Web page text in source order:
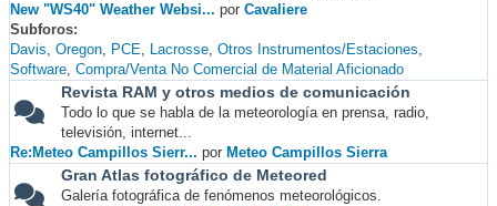
New "WS40" Weather Websi... por Cavaliere
Subforos
Davis Oregon PCE Lacrosse Otros Instrumentos/Estaciones
Software Compra/Venta No Comercial de Material Aficionado
Revista RAM y otros medios de comunicación
Todo lo que se habla de la meteorología en prensa, radio,
televisión, internet...
Re:Meteo Campillos Sierr... por Meteo Campillos Sierra
Gran Atlas fotográfico de Meteored
Galería fotográfica de fenómenos meteorológicos.